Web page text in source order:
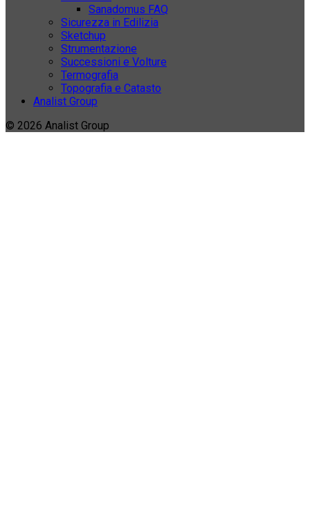
Sanadomus FAQ
Sicurezza in Edilizia
Sketchup
Strumentazione
Successioni e Volture
Termografia
Topografia e Catasto
Analist Group
© 2026 Analist Group